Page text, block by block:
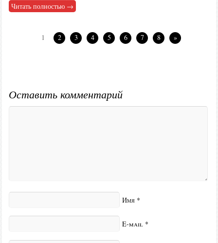
Читать полностью →
1 2 3 4 5 6 7 8 »
Оставить комментарий
Имя *
E-mail *